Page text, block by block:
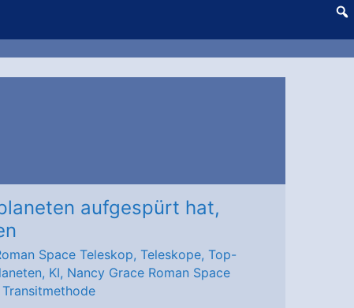
aufgespürt hat,
Space Teleskop, Teleskope, Top-
, KI, Nancy Grace Roman Space
Transitmethode